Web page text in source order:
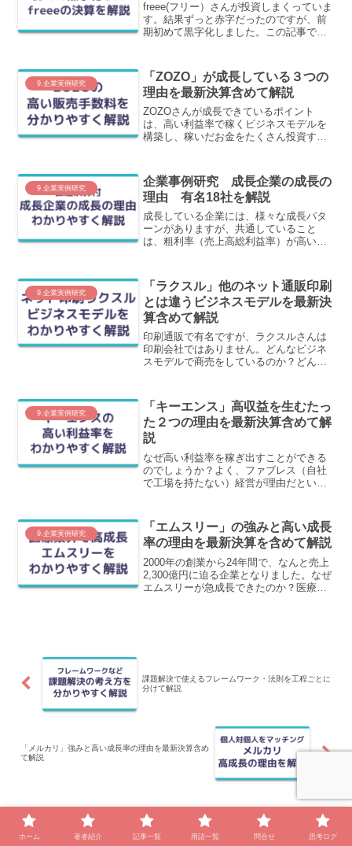
freee(フリー）さんが投資しまくっていま
す。結果ずっと赤字だったのですが、前
期初めて黒字化しました。この記事で
9.企業実例研究
「ZOZO」が成長している３つの
理由を最新決算含めて解説
ZOZOさんが成長できているポイント
は、高い利益率で稼くビジネスモデルを
構築し、稼いだお金をたくさん投資する
は、ZOZOさんがどのような工夫をし
て、成長しているのかを最新決算含めて
わかりやすく解説します。
9.企業実例研究
企業事例研究 成長企業の成長の
理由 有名18社を解説
成長している企業には、様々な成長パタ
ーンがありますが、共通していること
は、粗利率（売上高総利益率）が高いこ
を分かりやすく解説しています。
9.企業実例研究
「ラクスル」他のネット通販印刷
とは違うビジネスモデルを最新決
算含めて解説
印刷通販で有名ですが、ラクスルさんは
印刷会社ではありません。どんなビジネ
スモデルで商売をしているのか？どんな
9.企業実例研究
「キーエンス」高収益を生むたっ
た２つの理由を最新決算含めて解
説
なぜ高い利益率を稼ぎ出すことができる
のでしょうか？よく、ファブレス（自社
で工場を持たない）経営が理由だといわ
んが成長しながら高収益であるたった２
つの理由について、最新決算を含めてわ
かりやすく解説します。
9.企業実例研究
「エムスリー」の強みと高い成長
率の理由を最新決算を含めて解説
2000年の創業から24年間で、なんと売上
2,300億円に迫る企業となりました。なぜ
エムスリーが急成長できたのか？医療業
課題解決で使えるフレームワーク・法則を工程ごとに
分けて解説
「メルカリ」強みと高い成長率の理由を最新決算含め
て解説
9.企業実例研究
ホーム 著者紹介 記事一覧 用語一覧 問合せ 思考ログ